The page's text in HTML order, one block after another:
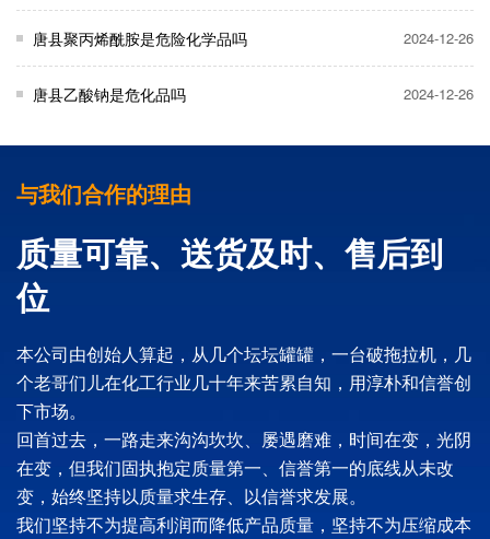
唐县聚丙烯酰胺是危险化学品吗 2024-12-26
唐县乙酸钠是危化品吗 2024-12-26
与我们合作的理由
质量可靠、送货及时、售后到
位
本公司由创始人算起，从几个坛坛罐罐，一台破拖拉机，几
个老哥们儿在化工行业几十年来苦累自知，用淳朴和信誉创
下市场。
回首过去，一路走来沟沟坎坎、屡遇磨难，时间在变，光阴
在变，但我们固执抱定质量第一、信誉第一的底线从未改
变，始终坚持以质量求生存、以信誉求发展。
我们坚持不为提高利润而降低产品质量，坚持不为压缩成本